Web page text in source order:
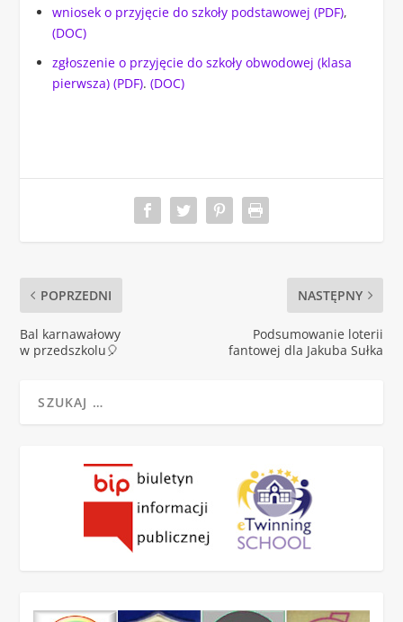
wniosek o przyjęcie do szkoły podstawowej (PDF),
(DOC)
zgłoszenie o przyjęcie do szkoły obwodowej (klasa
pierwsza) (PDF).(DOC)
POPRZEDNI
Bal karnawałowy
w przedszkolu🎈
NASTĘPNY
Podsumowanie loterii
fantowej dla Jakuba Sułka